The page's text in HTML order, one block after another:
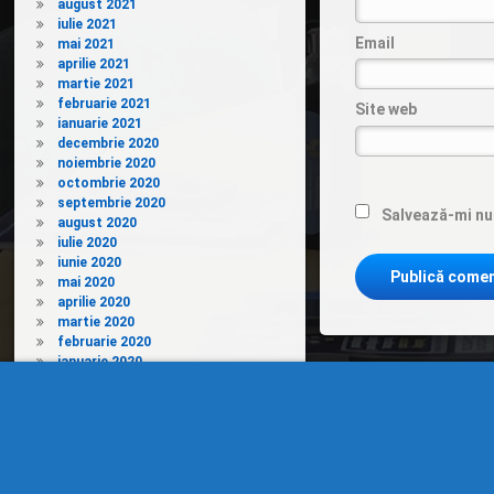
Email
Site web
Salvează-mi
august 2021
iulie 2021
mai 2021
aprilie 2021
martie 2021
februarie 2021
ianuarie 2021
decembrie 2020
noiembrie 2020
octombrie 2020
septembrie 2020
august 2020
iulie 2020
iunie 2020
mai 2020
aprilie 2020
martie 2020
februarie 2020
ianuarie 2020